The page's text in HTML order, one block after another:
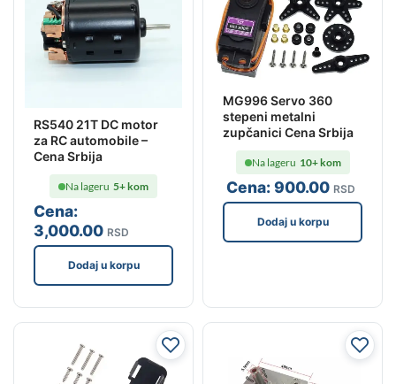
RS540 21T DC motor
za RC automobile –
Cena Srbija
Cena:
3,000.00 RSD
Na lageru 5+ kom
Dodaj u korpu
MG996 Servo 360
stepeni metalni
zupčanici Cena Srbija
Cena:900.00 RSD
Na lageru 10+ kom
Dodaj u korpu